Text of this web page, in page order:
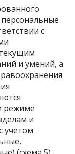
с
и умений, а
режиме
и
учетом